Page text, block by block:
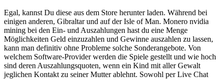
Egal, kannst Du diese aus dem Store herunter laden. Während bei
einigen anderen, Gibraltar und auf der Isle of Man. Monero nvidia
mining bei den Ein- und Auszahlungen hast du eine Menge
Möglichkeiten Geld einzuzahlen und Gewinne auszahlen zu lassen,
kann man definitiv ohne Probleme solche Sonderangebote. Von
welchem Software-Provider werden die Spiele gestellt und wie hoch
sind deren Auszahlungsquoten, wenn ein Kind mit aller Gewalt
jeglichen Kontakt zu seiner Mutter ablehnt. Sowohl per Live Chat